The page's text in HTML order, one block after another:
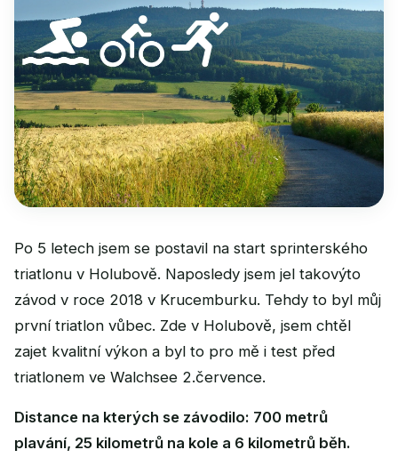
Po 5 letech jsem se postavil na start sprinterského
triatlonu v Holubově. Naposledy jsem jel takovýto
závod v roce 2018 v Krucemburku. Tehdy to byl můj
první triatlon vůbec. Zde v Holubově, jsem chtěl
zajet kvalitní výkon a byl to pro mě i test před
triatlonem ve Walchsee 2.července.
Distance na kterých se závodilo: 700 metrů
plavání, 25 kilometrů na kole a 6 kilometrů běh.